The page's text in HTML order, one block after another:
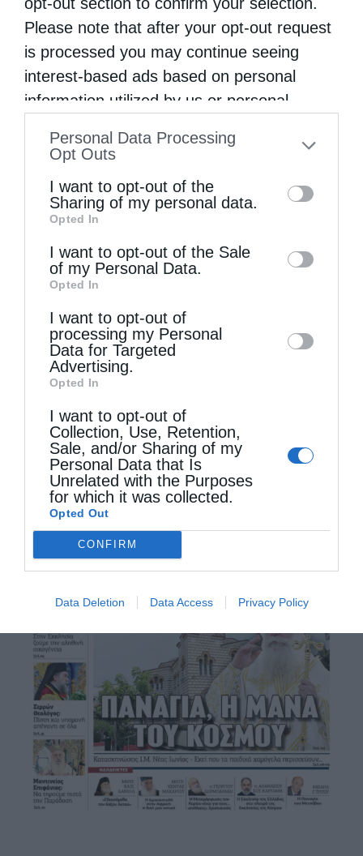
Please note that after your opt-out request
is processed you may continue seeing
interest-based ads based on personal
information utilized by us or personal
to your opt-out. You may separately opt-out
information by third parties on the IAB’s list
of downstream participants. This
information may also be disclosed by us to
third parties on theIAB’s List of
Downstream Participants
disclose it to other third parties.
Personal Data Processing
Opt Outs
I want to opt-out of the
Sharing of my personal data.
Opted In
I want to opt-out of the Sale
of my Personal Data.
Opted In
I want to opt-out of
processing my Personal
Data for Targeted
Advertising.
Opted In
I want to opt-out of
Collection, Use, Retention,
Sale, and/or Sharing of my
Personal Data that Is
Unrelated with the Purposes
for which it was collected.
Opted Out
CONFIRM
Data Deletion Data Access Privacy Policy
Προσκυνηματικός Τουρισμός
Παναγία η Σκριπού: Από τους Μινύες στο
Βυζάντιο
kivotos 25 Οκτωβρίου 2016
Της Λίτσας Ι. Χατζηφώτη, αρχαιολόγου Ο
δρόμος σε οδηγεί μέσα από τον κάμπο της
Κωπαΐδος, μετά από διαδρομή σε ξερά
αίσθηση της ηρεμίας, …